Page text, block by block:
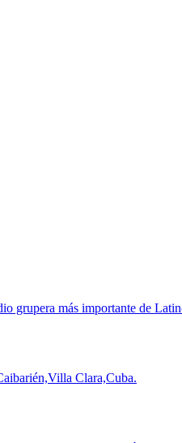
grupera más importante de
Clara,Cuba.